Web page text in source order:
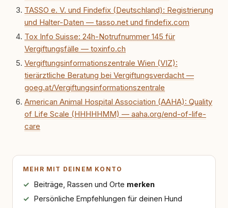
die Social-Media-Kanäle. Mein Blick richtet
sich dabei immer auf das grosse Ganze:
Welche Themen sind relevant? Welche
Fragen stehen dahinter? Und wie lassen sich
Inhalte so aufbereiten, dass sie verständlich,
fundiert und für unsere Leser wirklich
hilfreich sind? Ich glaube, dass Emotionen
allein nicht ausreichen. Gute Entscheidungen
entstehen dort, wo Information,
Selbstreflexion und Bereitschaft zum
Hinterfragen zusammenkommen. Mit meinen
Texten möchte ich genau dazu beitragen.
TASSO e. V. und Findefix (Deutschland): Registrierung
und Halter-Daten — tasso.net und findefix.com
Tox Info Suisse: 24h-Notrufnummer 145 für
Vergiftungsfälle — toxinfo.ch
Vergiftungsinformationszentrale Wien (VIZ):
tierärztliche Beratung bei Vergiftungsverdacht —
goeg.at/Vergiftungsinformationszentrale
American Animal Hospital Association (AAHA): Quality
of Life Scale (HHHHHMM) — aaha.org/end-of-life-
care
MEHR MIT DEINEM KONTO
Beiträge, Rassen und Orte merken
Persönliche Empfehlungen für deinen Hund